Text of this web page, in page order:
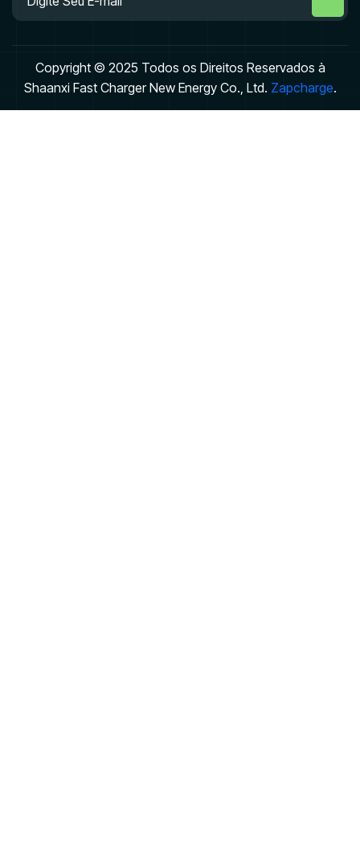
Copyright © 2025 Todos os Direitos Reservados à
Shaanxi Fast Charger New Energy Co., Ltd. Zapcharge.